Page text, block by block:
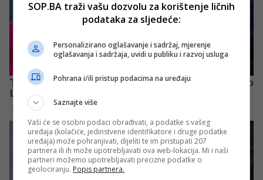
SOP.BA traži vašu dozvolu za korištenje ličnih
podataka za sljedeće:
Personalizirano oglašavanje i sadržaj, mjerenje
oglašavanja i sadržaja, uvidi u publiku i razvoj usluga
Pohrana i/ili pristup podacima na uređaju
Saznajte više
Vaši će se osobni podaci obrađivati, a podatke s vašeg
uređaja (kolačiće, jedinstvene identifikatore i druge podatke
uređaja) može pohranjivati, dijeliti te im pristupati 207
partnera ili ih može upotrebljavati ova web-lokacija. Mi i naši
partneri možemo upotrebljavati precizne podatke o
geolociranju. Popis partnera.